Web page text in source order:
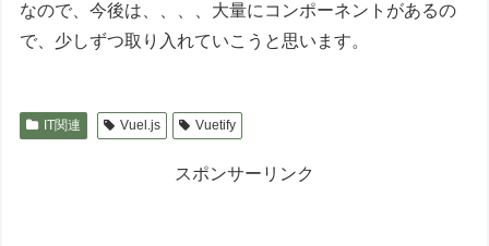
なので、今後は、、、、大量にコンポーネントがあるの
で、少しずつ取り入れていこうと思います。
IT関連 Vuel.js Vuetify
スポンサーリンク